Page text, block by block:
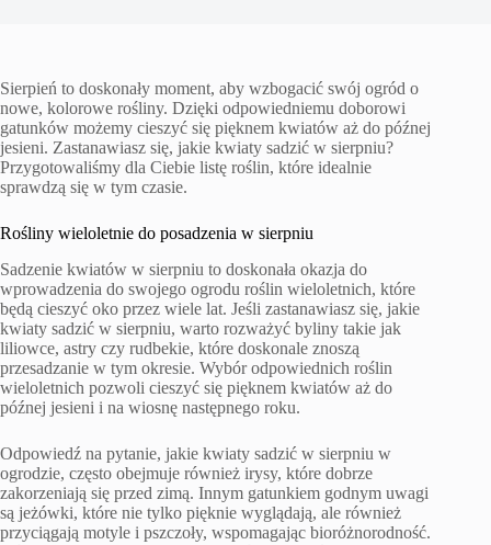
Sierpień to doskonały moment, aby wzbogacić swój ogród o
nowe, kolorowe rośliny. Dzięki odpowiedniemu doborowi
gatunków możemy cieszyć się pięknem kwiatów aż do późnej
jesieni. Zastanawiasz się, jakie kwiaty sadzić w sierpniu?
Przygotowaliśmy dla Ciebie listę roślin, które idealnie
sprawdzą się w tym czasie.
Rośliny wieloletnie do posadzenia w sierpniu
Sadzenie kwiatów w sierpniu to doskonała okazja do
wprowadzenia do swojego ogrodu roślin wieloletnich, które
będą cieszyć oko przez wiele lat. Jeśli zastanawiasz się, jakie
kwiaty sadzić w sierpniu, warto rozważyć byliny takie jak
liliowce, astry czy rudbekie, które doskonale znoszą
przesadzanie w tym okresie. Wybór odpowiednich roślin
wieloletnich pozwoli cieszyć się pięknem kwiatów aż do
późnej jesieni i na wiosnę następnego roku.
Odpowiedź na pytanie, jakie kwiaty sadzić w sierpniu w
ogrodzie, często obejmuje również irysy, które dobrze
zakorzeniają się przed zimą. Innym gatunkiem godnym uwagi
są jeżówki, które nie tylko pięknie wyglądają, ale również
przyciągają motyle i pszczoły, wspomagając bioróżnorodność.